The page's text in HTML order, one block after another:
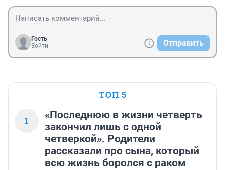
Гость
Войти
Отправить
ТОП 5
1
«Последнюю в жизни четверть
закончил лишь с одной
четверкой». Родители
рассказали про сына, который
всю жизнь боролся с раком